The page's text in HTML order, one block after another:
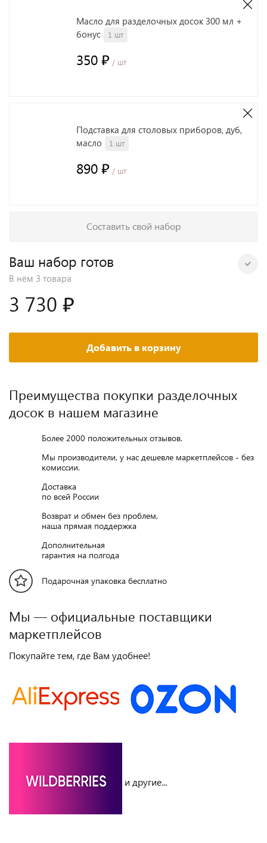
Масло для разделочных досок 300 мл +
бонус
1 шт
350 ₽ / шт
Подставка для столовых приборов, дуб,
масло
1 шт
890 ₽ / шт
Составить свой набор
Ваш набор готов
В нём 3 товара
3 730 ₽
Добавить в корзину
Преимущества покупки разделочных
досок в нашем магазине
Более 2000 положительных отзывов.
Мы производители, у нас дешевле маркетплейсов - без
комиссии.
Доставка
по всей России
Возврат и обмен без проблем,
наша прямая поддержка
Дополнительная
гарантия на полгода
Подарочная упаковка бесплатно
Мы — официальные поставщики
маркетплейсов
Покупайте тем, где Вам удобнее!
и другие...